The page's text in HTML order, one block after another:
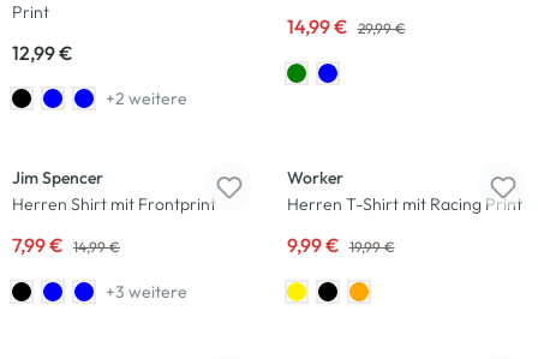
Print
12,99 €
+2 weitere
14,99 € 29,99 €
Jim Spencer
Herren Shirt mit Frontprint
7,99 € 14,99 €
+3 weitere
Worker
Herren T-Shirt mit Racing Print
9,99 € 19,99 €